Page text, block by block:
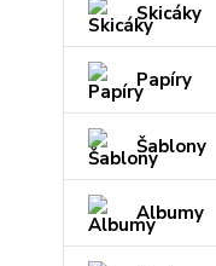
Skicáky
Papíry
Šablony
Albumy